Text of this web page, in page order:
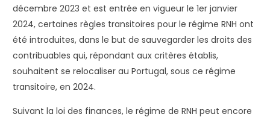
décembre 2023 et est entrée en vigueur le 1er janvier
2024, certaines règles transitoires pour le régime RNH ont
été introduites, dans le but de sauvegarder les droits des
contribuables qui, répondant aux critères établis,
souhaitent se relocaliser au Portugal, sous ce régime
transitoire, en 2024.
Suivant la loi des finances, le régime de RNH peut encore